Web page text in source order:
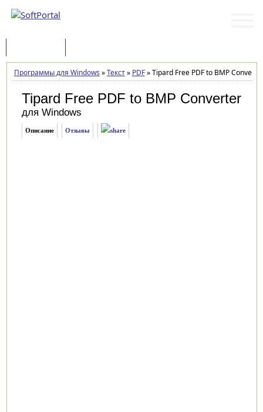
Программы для Windows »Текст» PDF»Tipard Free PDF to BMP
Tipard Free PDF to BMP Converter
для Windows
Описание Отзывы